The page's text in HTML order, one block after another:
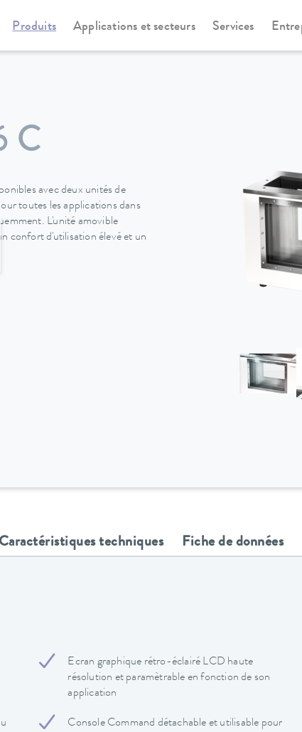
Produits Applications et secteurs Services
Pro-Serie Viscotemp Pro-Serie
C
avec deux unités de
toutes les applications dans
L'unité amovible
confort d'utilisation élevé et un
Caractéristiques techniques Fiche de données
Ecran graphique rétro-éclairé LCD haute
résolution et paramètrable en fonction de son
application
Console Command détachable et utilisable pour